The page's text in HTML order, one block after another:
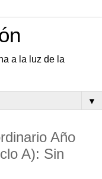
a la luz de la
▼
Año
A): Sin